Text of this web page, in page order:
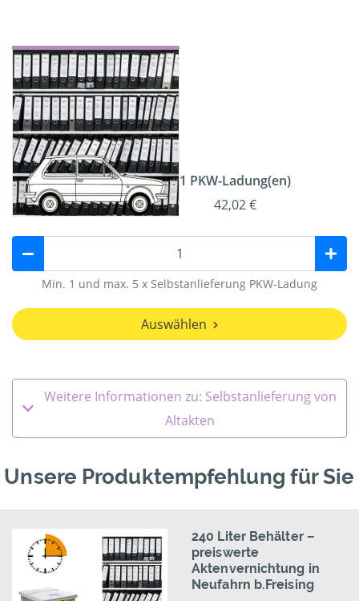
1 PKW-Ladung(en)
42,02 €
Min. 1 und max. 5 x Selbstanlieferung PKW-Ladung
Auswählen
Weitere Informationen zu: Selbstanlieferung von
Altakten
Unsere Produktempfehlung für Sie
240 Liter Behälter –
preiswerte
Aktenvernichtung in
Neufahrn b.Freising